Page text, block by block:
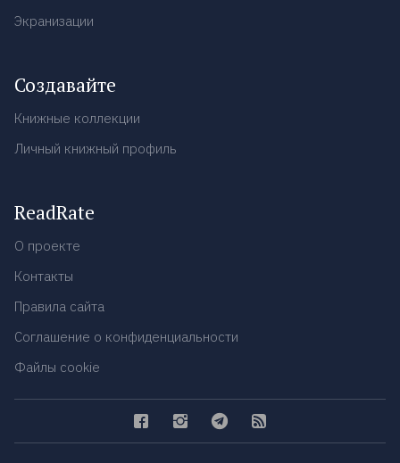
Экранизации
Создавайте
Книжные коллекции
Личный книжный профиль
ReadRate
О проекте
Контакты
Правила сайта
Соглашение о конфиденциальности
Файлы cookie